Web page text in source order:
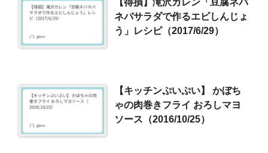
ネバサラダで作るエビしんじょ
う」レシピ（2017/6/29）
【キッチンぷいぷい】 かぼち
ゃの肉巻きフライ おろしマヨ
ソース（2016/10/25）